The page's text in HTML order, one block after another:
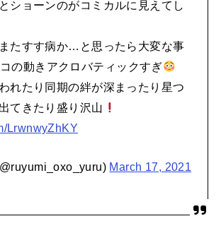
ショーンのがコミカルに見えてし
たすす病か…と思ったら大変な事
の動きアクロバティックすぎ
れたり同期の絆が深まったり星つ
てきたり盛り沢山
LrwnwyZhKY
March 17, 2021